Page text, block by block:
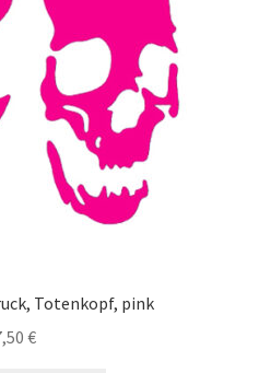
Totenkopf, pink
€